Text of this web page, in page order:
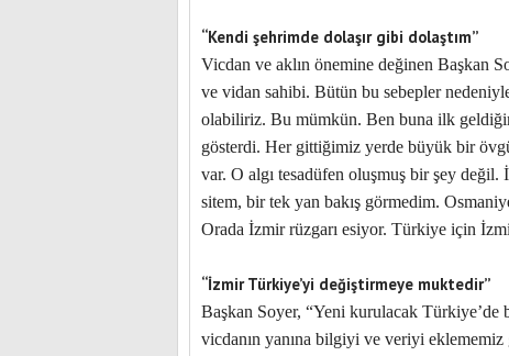
“Kendi şehrimde dolaşır gibi dolaştım”
Vicdan ve aklın önemine değinen Başkan
ve vidan sahibi. Bütün bu sebepler
olabiliriz. Bu mümkün. Ben buna ilk
gösterdi. Her gittiğimiz yerde büyük bir
var. O algı tesadüfen oluşmuş bir şey
sitem, bir tek yan bakış görmedim.
Orada İzmir rüzgarı esiyor. Türkiye için
“İzmir Türkiye’yi değiştirmeye muktedir”
Başkan Soyer, “Yeni kurulacak Türkiye’de
vicdanın yanına bilgiyi ve veriyi